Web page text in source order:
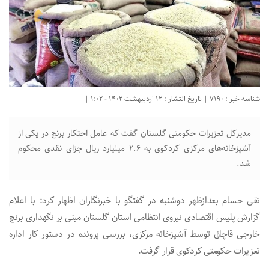
شناسه خبر : 7190 | تاریخ انتشار : 12 اردیبهشت 1402 - 1:02 |
مدیرکل تعزیرات حکومتی گلستان گفت که عامل احتکار برنج در یکی از
آشپزخانه‌های مرکزی کردکوی به ۲.۶ میلیارد ریال جزای نقدی محکوم
شد.
تقی حسام بعدازظهر دوشنبه در گفتگو با خبرنگاران اظهار کرد: با اعلام
گزارش پلیس اقتصادی نیروی انتظامی استان گلستان مبنی بر نگهداری برنج
خارجی قاچاق توسط آشپزخانه مرکزی، بررسی پرونده در دستور کار اداره
تعزیرات حکومتی کردکوی قرار گرفت.